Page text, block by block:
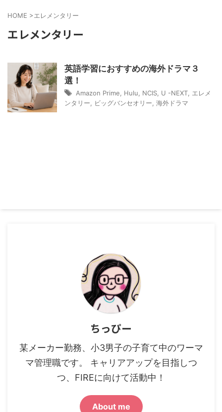
HOME >エレメンタリー
エレメンタリー
英語学習におすすめの海外ドラマ３
選！
Amazon Prime Hulu NCIS U -NEXT
エレメ
ンタリー
ビッグバンセオリー 海外ドラマ
ちっぴー
某メーカー勤務、小3男子の子育て中のワーマ
マ管理職です。 キャリアアップを目指しつ
つ、FIREに向けて活動中！
About me